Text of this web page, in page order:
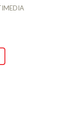
causar caída
causar
es
es el riesgo de